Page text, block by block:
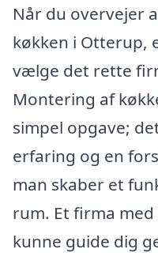
Når du overvejer
køkken i Otterup,
vælge det rette
Montering af
simpel opgave;
erfaring og en
man skaber et
rum. Et firma
kunne guide dig